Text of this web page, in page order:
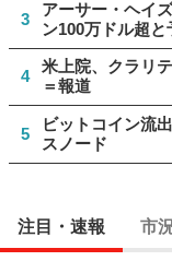
3
アーサー・ヘイ
ン100万ドル超と
4
米上院、クラリ
＝報道
5
ビットコイン流
スノード
注目・速報 市